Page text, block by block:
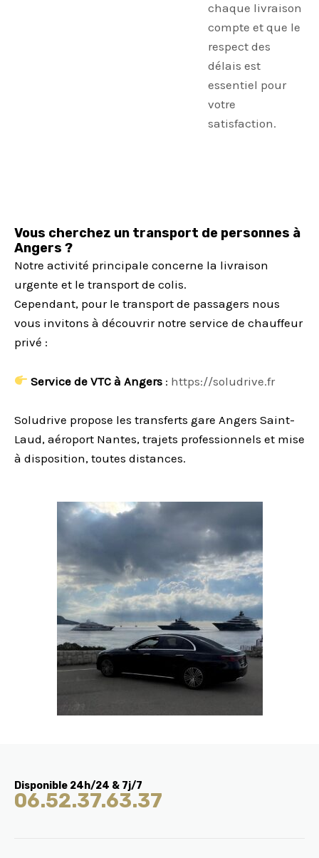
chaque livraison
compte et que le
respect des
délais est
essentiel pour
votre
satisfaction.
Vous cherchez un transport de personnes à
Angers ?
Notre activité principale concerne la livraison
urgente et le transport de colis.
Cependant, pour le transport de passagers nous
vous invitons à découvrir notre service de chauffeur
privé :
Service de VTC à Angers : https://soludrive.fr
Soludrive propose les transferts gare Angers Saint-
Laud, aéroport Nantes, trajets professionnels et mise
à disposition, toutes distances.
Disponible 24h/24 & 7j/7
06.52.37.63.37